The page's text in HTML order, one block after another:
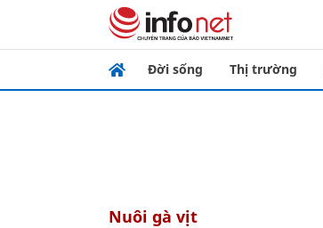
Đời sống Thị trường
nuôi gà vịt